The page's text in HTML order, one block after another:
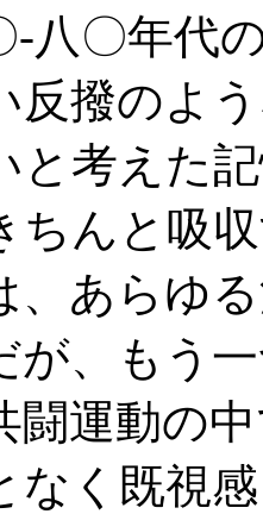
‐八〇年代
反撥のよ
と考えた
ちんと吸
、あらゆ
が、もう
闘運動の
なく既視